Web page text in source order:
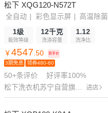
松下 XQG120-N572T
全自动 彩色显示屏 高温除菌
1级
能效等级
12千克
洗涤容量
1.12
洗净比
￥ 4547.50 到手价
3期免息 领券480-60
50+条评价
好评率100%
松下洗衣机苏宁自营旗舰店
进店